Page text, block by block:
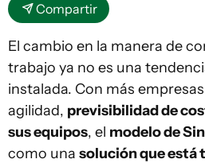
Compartir
El cambio en la manera de
trabajo ya no es una
instalada. Con más
agilidad, previsibilidad de
sus equipos, el modelo de
como una solución que está